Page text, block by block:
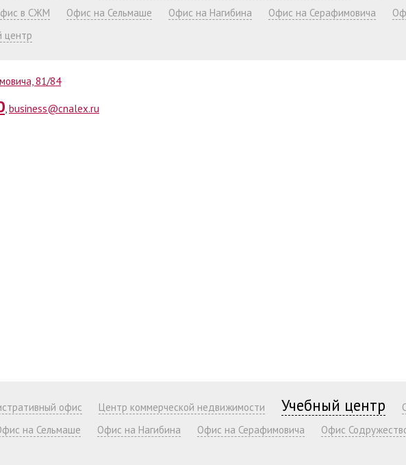
в СЖМ Офис на Сельмаше Офис на Нагибина Офис на Серафимовича
центр
81/84
,business@cnalex.ru
офис Центр коммерческой недвижимости Учебный центр
на Сельмаше Офис на Нагибина Офис на Серафимовича
Офис